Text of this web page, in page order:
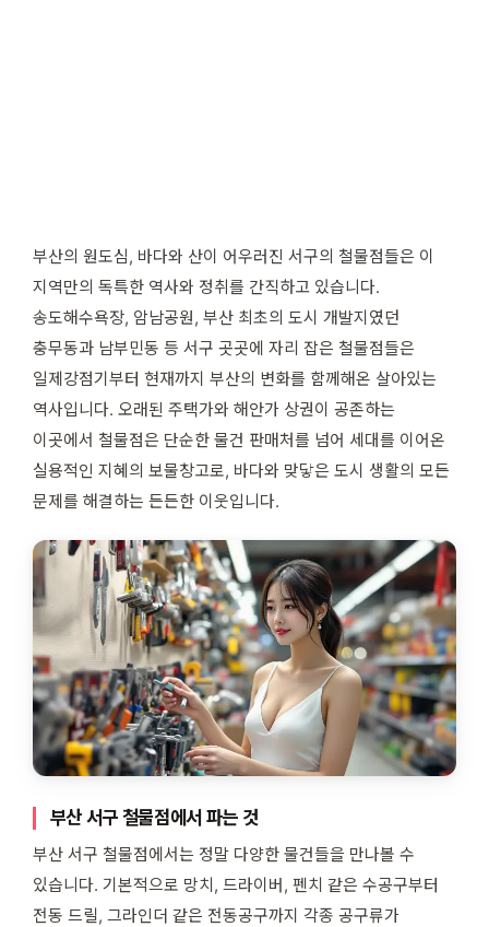
부산의 원도심, 바다와 산이 어우러진 서구의 철물점들은 이
지역만의 독특한 역사와 정취를 간직하고 있습니다.
송도해수욕장, 암남공원, 부산 최초의 도시 개발지였던
충무동과 남부민동 등 서구 곳곳에 자리 잡은 철물점들은
일제강점기부터 현재까지 부산의 변화를 함께해온 살아있는
역사입니다. 오래된 주택가와 해안가 상권이 공존하는
이곳에서 철물점은 단순한 물건 판매처를 넘어 세대를 이어온
실용적인 지혜의 보물창고로, 바다와 맞닿은 도시 생활의 모든
문제를 해결하는 든든한 이웃입니다.
부산 서구 철물점에서 파는 것
부산 서구 철물점에서는 정말 다양한 물건들을 만나볼 수
있습니다. 기본적으로 망치, 드라이버, 펜치 같은 수공구부터
전동 드릴, 그라인더 같은 전동공구까지 각종 공구류가